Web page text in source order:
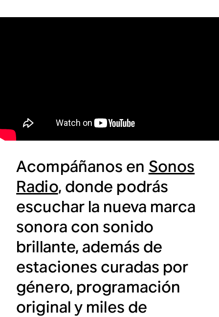
Acompáñanos en Sonos
Radio, donde podrás
escuchar la nueva marca
sonora con sonido
brillante, además de
estaciones curadas por
género, programación
original y miles de